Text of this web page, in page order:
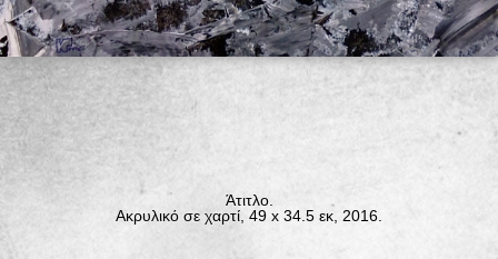
Άτιτλο.
Ακρυλικό σε χαρτί, 49 x 34.5 εκ, 2016.